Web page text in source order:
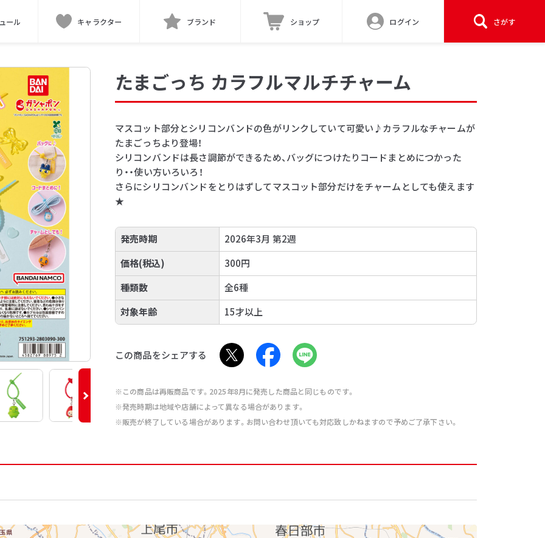
ール キャラクター ブランド ショップ ログイン さがす
たまごっち カラフルマルチチャーム
マスコット部分とシリコンバンドの色がリンクしていて可愛い♪カラフルなチャームが
たまごっちより登場！
シリコンバンドは長さ調節ができるため、バッグにつけたりコードまとめにつかった
り・・使い方いろいろ！
さらにシリコンバンドをとりはずしてマスコット部分だけをチャームとしても使えます
★
発売時期
2026年3月 第2週
価格(税込)
300円
種類数
全6種
対象年齢
15才以上
この商品をシェアする
※この商品は再販商品です。2025年8月に発売した商品と同じものです。
※発売時期は地域や店舗によって異なる場合があります。
※販売が終了している場合があります。お問い合わせ頂いても対応致しかねますので予めご了承下さい。